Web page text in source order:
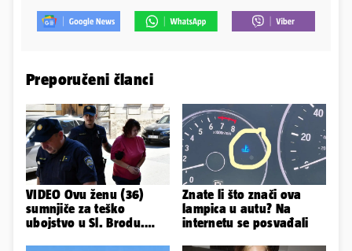
Preporučeni članci
VIDEO Ovu ženu (36)
sumnjiče za teško
ubojstvo u Sl. Brodu.
Znate li što znači ova
lampica u autu? Na
internetu se posvađali